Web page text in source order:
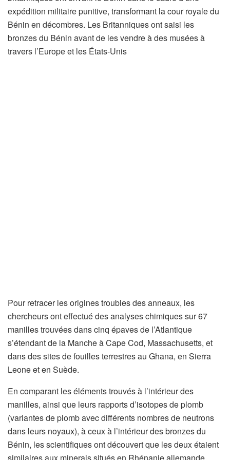
expédition militaire punitive, transformant la cour royale du
Bénin en décombres. Les Britanniques ont saisi les
bronzes du Bénin avant de les vendre à des musées à
travers l’Europe et les États-Unis
Pour retracer les origines troubles des anneaux, les
chercheurs ont effectué des analyses chimiques sur 67
manilles trouvées dans cinq épaves de l’Atlantique
s’étendant de la Manche à Cape Cod, Massachusetts, et
dans des sites de fouilles terrestres au Ghana, en Sierra
Leone et en Suède.
En comparant les éléments trouvés à l’intérieur des
manilles, ainsi que leurs rapports d’isotopes de plomb
(variantes de plomb avec différents nombres de neutrons
dans leurs noyaux), à ceux à l’intérieur des bronzes du
Bénin, les scientifiques ont découvert que les deux étaient